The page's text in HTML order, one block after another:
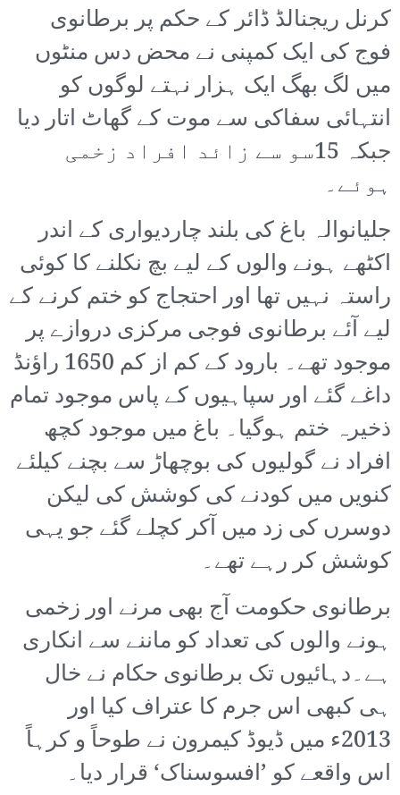
کرنل ریجنالڈ ڈائر کے حکم پر برطانوی
فوج کی ایک کمپنی نے محض دس منٹوں
میں لگ بھگ ایک ہزار نہتے لوگوں کو
انتہائی سفاکی سے موت کے گھاٹ اتار دیا
جبکہ 15سو سے زائد افراد زخمی
ہوئے۔
جلیانوالہ باغ کی بلند چاردیواری کے اندر
اکٹھے ہونے والوں کے لیے بچ نکلنے کا کوئی
راستہ نہیں تھا اور احتجاج کو ختم کرنے کے
لیے آئے برطانوی فوجی مرکزی دروازے پر
موجود تھے۔ بارود کے کم از کم 1650 راؤنڈ
داغے گئے اور سپاہیوں کے پاس موجود تمام
ذخیرہ ختم ہوگیا۔ باغ میں موجود کچھ
افراد نے گولیوں کی بوچھاڑ سے بچنے کیلئے
کنویں میں کودنے کی کوشش کی لیکن
دوسرں کی زد میں آکر کچلے گئے جو یہی
کوشش کر رہے تھے۔
برطانوی حکومت آج بھی مرنے اور زخمی
ہونے والوں کی تعداد کو ماننے سے انکاری
ہے۔دہائیوں تک برطانوی حکام نے خال
ہی کبھی اس جرم کا عتراف کیا اور
2013ء میں ڈیوڈ کیمرون نے طوحاً و کرہاً
اس واقعے کو ’افسوسناک‘ قرار دیا۔